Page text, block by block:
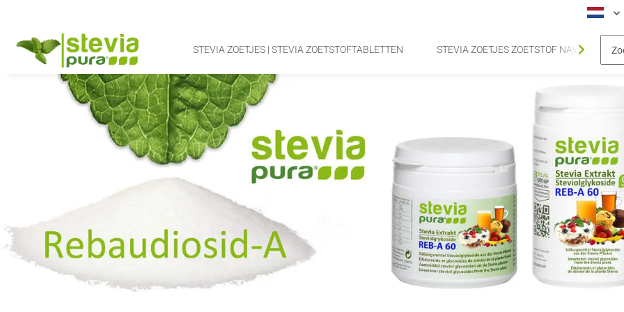
STEVIA ZOETJES | STEVIA ZOETSTOFTABLETTEN STEVIA ZOETJES ZOETSTOF